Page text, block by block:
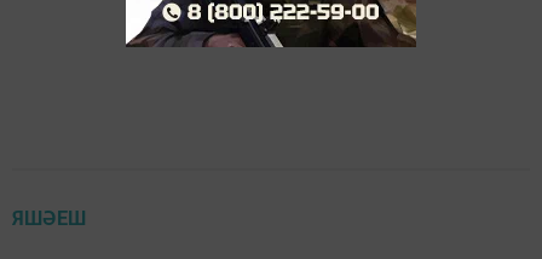
ЯШӘЕШ